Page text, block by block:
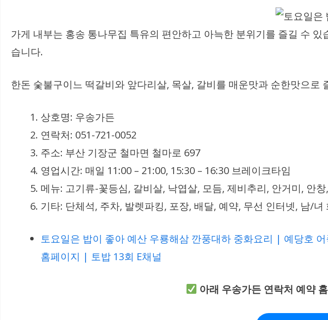
가게 내부는 홍송 통나무집 특유의 편안하고 아늑한 분위기를 즐길 수
습니다.
한돈 숯불구이느 떡갈비와 앞다리살, 목살, 갈비를 매운맛과 순한맛으
상호명: 우송가든
연락처: 051-721-0052
주소: 부산 기장군 철마면 철마로 697
영업시간: 매일 11:00 – 21:00, 15:30 – 16:30 브레이크타임
메뉴: 고기류-꽃등심, 갈비살, 낙엽살, 모듬, 제비추리, 안거미, 안
기타: 단체석, 주차, 발렛파킹, 포장, 배달, 예약, 무선 인터넷, 남/
토요일은 밥이 좋아 예산 우룡해삼 깐풍대하 중화요리 | 예당호
홈페이지 | 토밥 13회 E채널
아래 우송가든 연락처 예약